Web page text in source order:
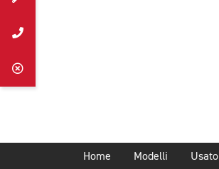
Home Modelli Usato